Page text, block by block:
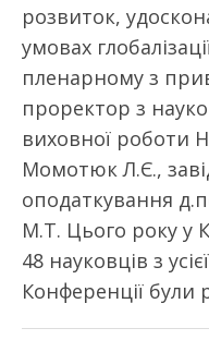
розвиток,
умовах
пленарному з
проректор з
виховної роботи
Момотюк Л.Є.,
оподаткування
М.Т. Цього року у
48 науковців з
Конференції були